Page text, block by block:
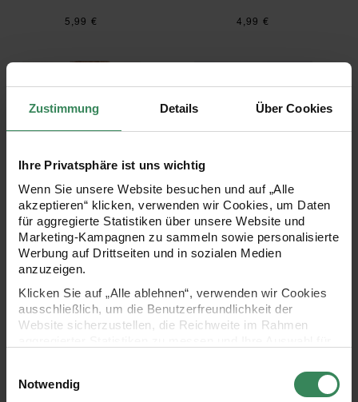
Zustimmung Details Über Cookies
Ihre Privatsphäre ist uns wichtig
Wenn Sie unsere Website besuchen und auf „Alle
akzeptieren“ klicken, verwenden wir Cookies, um Daten
für aggregierte Statistiken über unsere Website und
Marketing-Kampagnen zu sammeln sowie personalisierte
Werbung auf Drittseiten und in sozialen Medien
anzuzeigen.
Klicken Sie auf „Alle ablehnen“, verwenden wir Cookies
ausschließlich, um die Benutzerfreundlichkeit der
Website sicherzustellen, die Reichweite im Rahmen
Ihre Einwilligung ist freiwillig und kann jederzeit über den
Link „Cookie-Einstellungen“ im Fußbereich der Seite
Notwendig
5,99 € 4,99 €
Rico Baby 032
Rico Baby 032
4,99 €
Rico Baby 031
Rico Baby 031
4,99 €
Rico Baby 030 Rico Baby 029